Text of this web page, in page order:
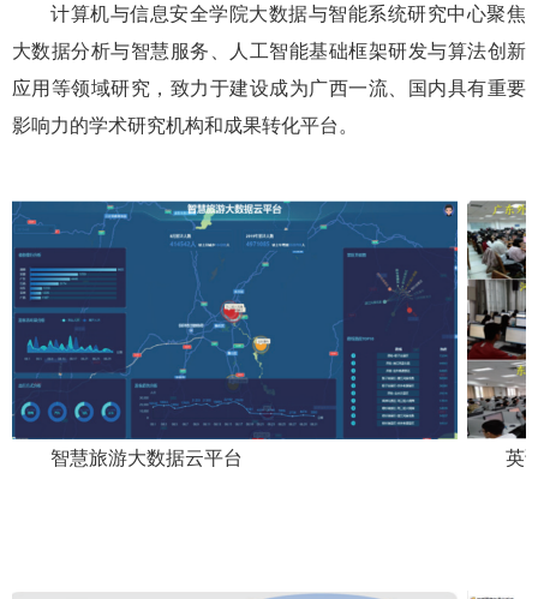
计算机与信息安全学院大数据与智能系统研究中心聚焦
大数据分析与智慧服务、人工智能基础框架研发与算法创新
应用等领域研究，致力于建设成为广西一流、国内具有重要
影响力的学术研究机构和成果转化平台。
智慧旅游大数据云平台 英